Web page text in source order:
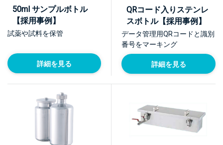
50ml サンプルボトル
【採用事例】
試薬や試料を保管
詳細を見る
QRコード入りステンレ
スボトル【採用事例】
データ管理用QRコードと識別
番号をマーキング
詳細を見る